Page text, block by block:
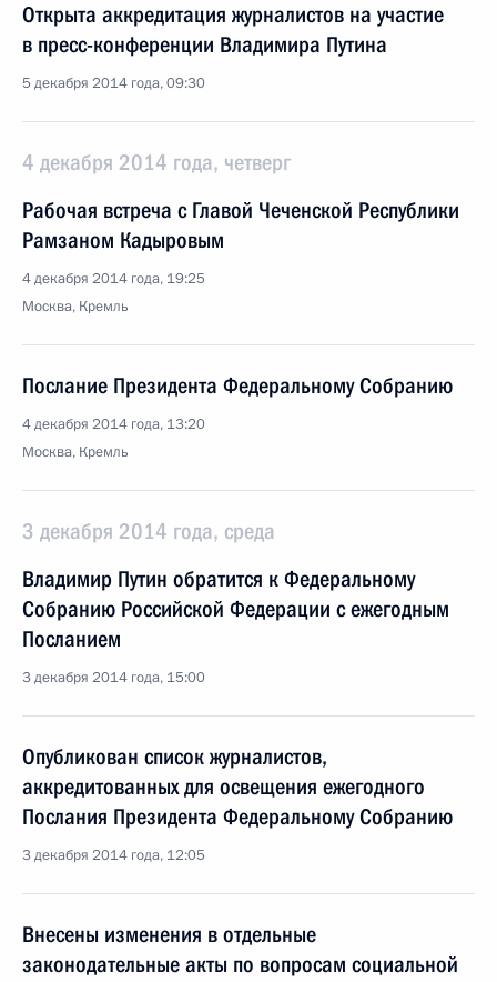
Открыта аккредитация журналистов на участие
в пресс-конференции Владимира Путина
5 декабря 2014 года, 09:30
4 декабря 2014 года, четверг
Рабочая встреча с Главой Чеченской Республики
Рамзаном Кадыровым
4 декабря 2014 года, 19:25
Москва, Кремль
Послание Президента Федеральному Собранию
4 декабря 2014 года, 13:20
Москва, Кремль
3 декабря 2014 года, среда
Владимир Путин обратится к Федеральному
Собранию Российской Федерации с ежегодным
Посланием
3 декабря 2014 года, 15:00
Опубликован список журналистов,
аккредитованных для освещения ежегодного
Послания Президента Федеральному Собранию
3 декабря 2014 года, 12:05
Внесены изменения в отдельные
законодательные акты по вопросам социальной